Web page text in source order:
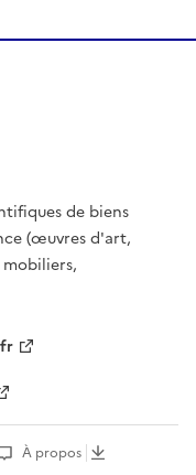
de biens
(œuvres d'art,
À propos